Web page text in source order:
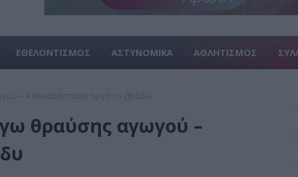
ΕΘΕΛΟΝΤΙΣΜΟΣ ΑΣΤΥΝΟΜΙΚΑ ΑΘΛΗΤΙΣΜΟΣ
θραύσης αγωγού –